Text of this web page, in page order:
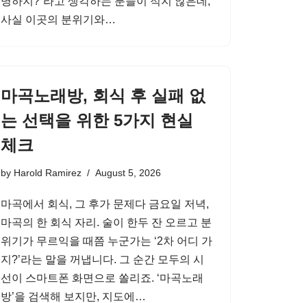
사실 이곳의 분위기와…
마곡노래방, 회식 후 실패 없
는 선택을 위한 5가지 현실
체크
by Harold Ramirez August 5, 2026
마곡에서 회식, 그 후가 문제다 금요일 저녁,
마곡의 한 회식 자리. 술이 한두 잔 오르고 분
위기가 무르익을 때쯤 누군가는 ‘2차 어디 가
지?’라는 말을 꺼냅니다. 그 순간 모두의 시
선이 스마트폰 화면으로 쏠리죠. ‘마곡노래
방’을 검색해 보지만, 지도에…